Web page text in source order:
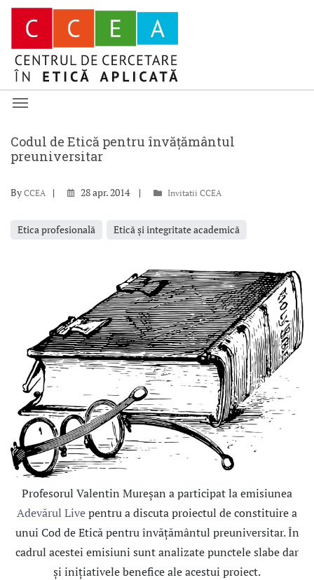
Codul de Etică pentru învățământul
preuniversitar
By CCEA 28 apr. 2014 Invitatii CCEA
Etica profesională Etică și integritate academică
Profesorul Valentin Mureșan a participat la emisiunea
Adevărul Livepentru a discuta proiectul de constituire a
unui Cod de Etică pentru învățământul preuniversitar. În
cadrul acestei emisiuni sunt analizate punctele slabe dar
și inițiativele benefice ale acestui proiect.